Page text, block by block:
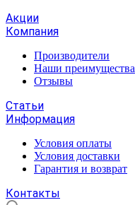
Акции
Компания
Производители
Наши преимущества
Отзывы
Статьи
Информация
Условия оплаты
Условия доставки
Гарантия и возврат
Контакты